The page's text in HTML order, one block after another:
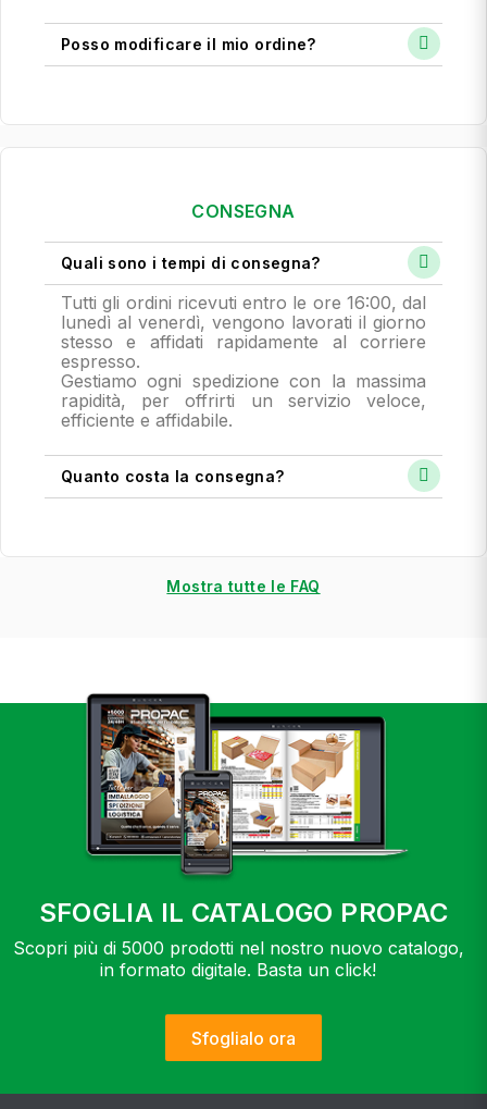
Posso modificare il mio ordine?
CONSEGNA
Quali sono i tempi di consegna?
Tutti gli ordini ricevuti entro le ore 16:00, dal
lunedì al venerdì, vengono lavorati il giorno
stesso e affidati rapidamente al corriere
espresso.
Gestiamo ogni spedizione con la massima
rapidità, per offrirti un servizio veloce,
efficiente e affidabile.
Quanto costa la consegna?
Mostra tutte le FAQ
SFOGLIA IL CATALOGO PROPAC
Scopri più di 5000 prodotti nel nostro nuovo catalogo,
in formato digitale. Basta un click!
Sfoglialo ora